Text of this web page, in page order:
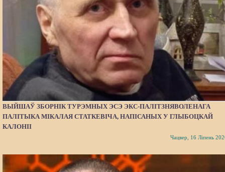
ВЫЙШАЎ ЗБОРНІК ТУРЭМНЫХ ЭСЭ ЭКС-ПАЛІТЗНЯВОЛЕНАГА
ПАЛІТЫКА МІКАЛАЯ СТАТКЕВІЧА, НАПІСАНЫХ У ГЛЫБОЦКАЙ
КАЛОНІІ
Чацвер, 16 Ліпень